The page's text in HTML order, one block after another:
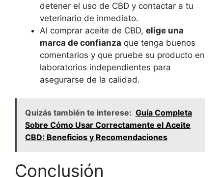
detener el uso de CBD y contactar a tu
veterinario de inmediato.
Al comprar aceite de CBD, elige una
marca de confianza que tenga buenos
comentarios y que pruebe su producto en
laboratorios independientes para
asegurarse de la calidad.
Quizás también te interese: Guía Completa
Sobre Cómo Usar Correctamente el Aceite
CBD: Beneficios y Recomendaciones
Conclusión